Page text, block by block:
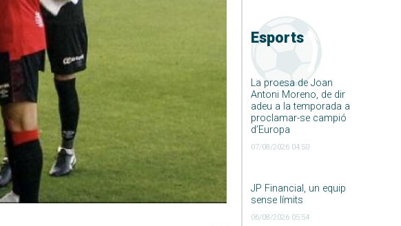
Esports
La proesa de Joan
Antoni Moreno, de dir
adeu a la temporada a
proclamar-se campió
d’Europa
07/08/2026 04:50
JP Financial, un equip
sense límits
06/08/2026 05:54